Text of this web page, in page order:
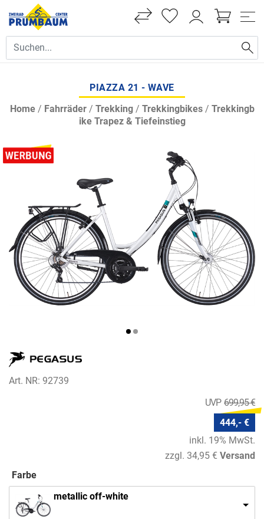
PIAZZA 21 - WAVE
Home/ Fahrräder/ Trekking/ Trekkingbikes/ Trekkingb
ike Trapez & Tiefeinstieg
Art. NR: 92739
699,95 €
444,- €
inkl. 19% MwSt.
zzgl. 34,95 € Versand
Farbe
metallic off-white